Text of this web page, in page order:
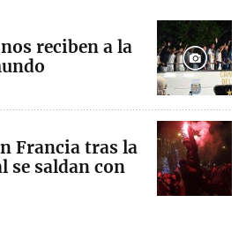
reciben a la
Francia tras la
se saldan con